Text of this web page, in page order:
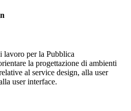
lavoro per la Pubblica
la progettazione di ambienti
al service design, alla user
user interface.